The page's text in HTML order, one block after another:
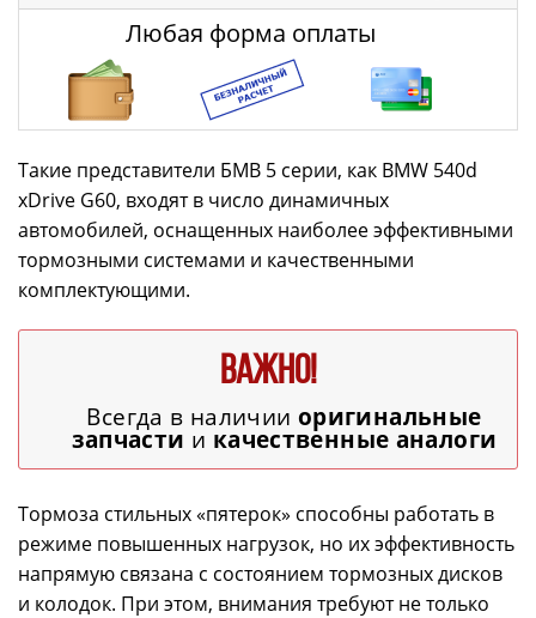
Любая форма оплаты
Такие представители БМВ 5 серии, как BMW 540d
xDrive G60, входят в число динамичных
автомобилей, оснащенных наиболее эффективными
тормозными системами и качественными
комплектующими.
ВАЖНО!
Всегда в наличии оригинальные
запчасти и качественные аналоги
Тормоза стильных «пятерок» способны работать в
режиме повышенных нагрузок, но их эффективность
напрямую связана с состоянием тормозных дисков
и колодок. При этом, внимания требуют не только